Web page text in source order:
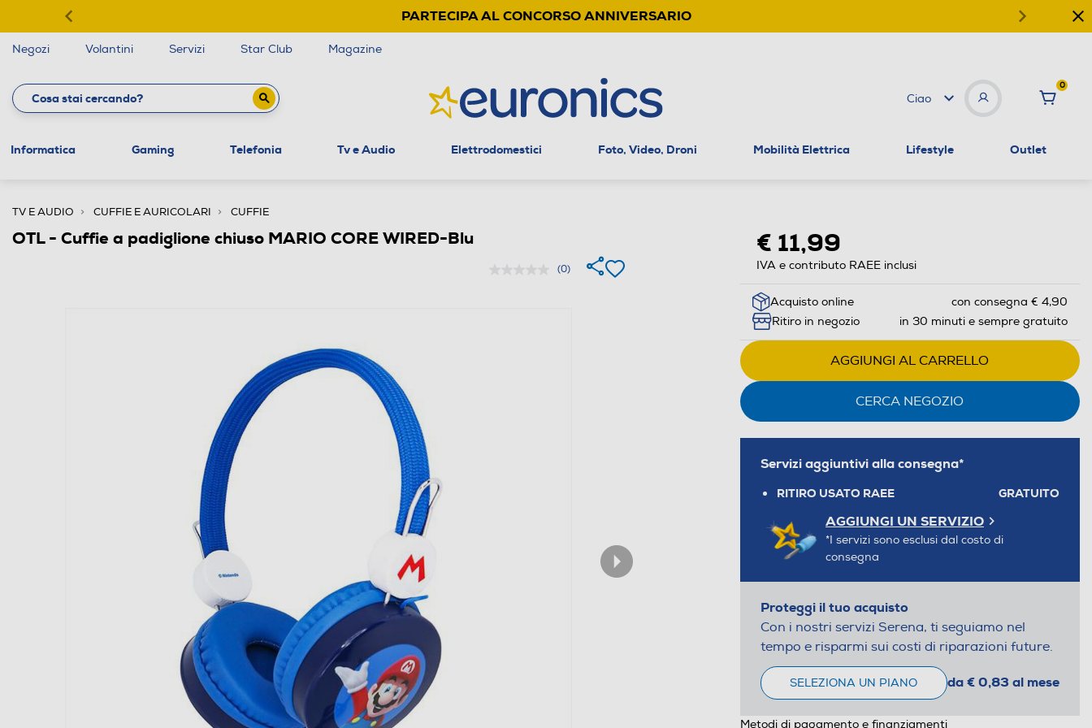
PARTECIPA AL CONCORSO ANNIVERSARIO
Negozi Volantini Servizi Star Club Magazine
Ciao
0
Informatica Gaming Telefonia Tv e Audio Elettrodomestici Foto, Video, Droni Mobilità Elettrica Lifestyle Outlet
TV E AUDIO CUFFIE E AURICOLARI CUFFIE
OTL - Cuffie a padiglione chiuso MARIO CORE WIRED-Blu
(0)
€ 11,99
IVA e contributo RAEE inclusi
Acquisto online
con consegna € 4,90
Ritiro in negozio
in 30 minuti e sempre gratuito
AGGIUNGI AL CARRELLO
CERCA NEGOZIO
Servizi aggiuntivi alla consegna*
RITIRO USATO RAEE GRATUITO
AGGIUNGI UN SERVIZIO
*I servizi sono esclusi dal costo di
consegna
Proteggi il tuo acquisto
Con i nostri servizi Serena, ti seguiamo nel
tempo e risparmi sui costi di riparazioni future.
SELEZIONA UN PIANO da € 0,83 al mese
Metodi di pagamento e finanziamenti